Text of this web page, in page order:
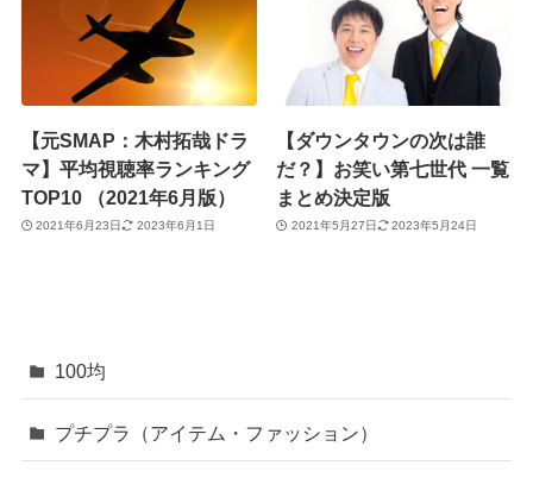
【元SMAP：木村拓哉ドラ
マ】平均視聴率ランキング
TOP10 （2021年6月版）
2021年6月23日 2023年6月1日
【ダウンタウンの次は誰
だ？】お笑い第七世代 一覧
まとめ決定版
2021年5月27日 2023年5月24日
100均
プチプラ（アイテム・ファッション）